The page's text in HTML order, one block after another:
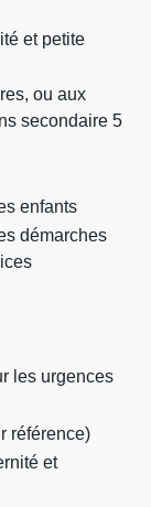
et petite
ou aux
secondaire 5
enfants
démarches
les urgences
référence)
et